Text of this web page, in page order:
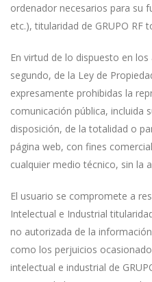
ordenador necesarios para su
etc.), titularidad de GRUPO RF
En virtud de lo dispuesto en
segundo, de la Ley de
expresamente prohibidas la
comunicación pública, incluida
disposición, de la totalidad o
página web, con fines
cualquier medio técnico, sin la
El usuario se compromete a
Intelectual e Industrial
no autorizada de la
como los perjuicios
intelectual e industrial de